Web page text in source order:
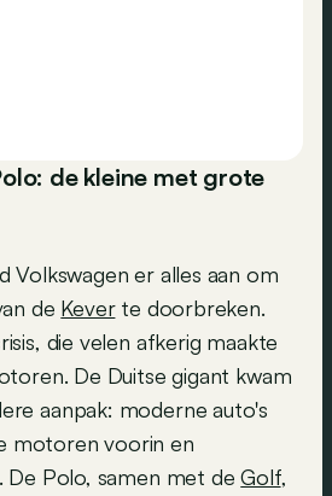
de kleine met grote
Volkswagen er alles aan om
de Keverte doorbreken.
die velen afkerig maakte
De Duitse gigant kwam
aanpak: moderne auto's
motoren voorin en
De Polo, samen met deGolf,